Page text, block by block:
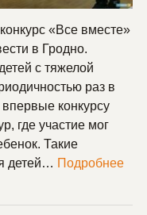
«Все вместе»
в Гродно.
с тяжелой
раз в
конкурсу
где участие мог
Такие
детей… Подробнее